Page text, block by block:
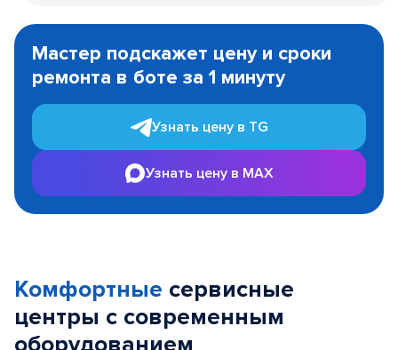
1
Мастер подскажет цену и сроки
ремонта в боте за 1 минуту
Узнать цену в TG
Узнать цену в MAX
Комфортные сервисные
центры с современным